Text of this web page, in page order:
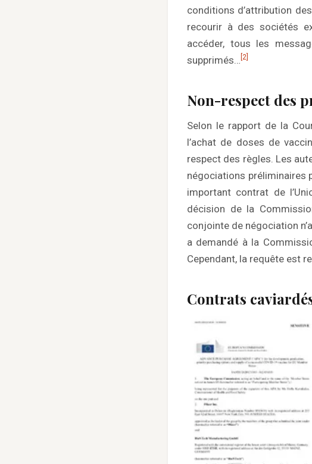
conditions d’attribution
recourir à des sociétés
accéder, tous les
supprimés… [2]
Non-respect des
Selon le rapport de la
l’achat de doses de
respect des règles. Les
négociations préliminaires
important contrat de
décision de la
conjointe de négociation
a demandé à la
Cependant, la requête est
Contrats